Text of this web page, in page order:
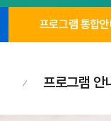
프로그램 통합안
프로그램 안